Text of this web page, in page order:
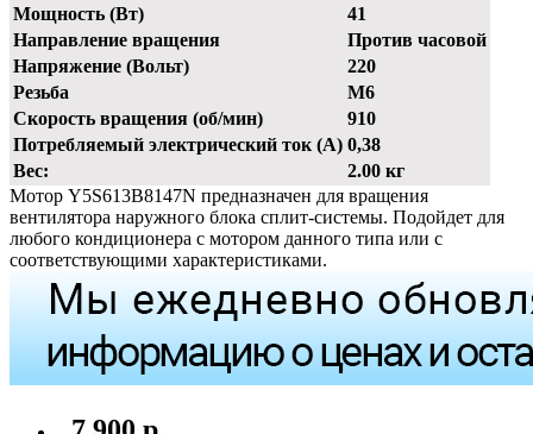
Мощность (Вт)
41
Направление вращения
Против часовой
Напряжение (Вольт)
220
Резьба
М6
Скорость вращения (об/мин)
910
Потребляемый электрический ток (А) 0,38
Вес:
2.00 кг
Мотор Y5S613B8147N предназначен для вращения
вентилятора наружного блока сплит-системы. Подойдет для
любого кондиционера с мотором данного типа или с
соответствующими характеристиками.